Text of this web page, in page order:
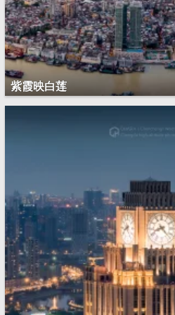
紫霞映白莲